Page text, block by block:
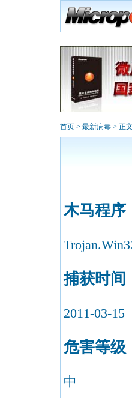
首页 > 最新病毒 > 正文
木马程序
捕获时间
2011-03-15
危害等级
中